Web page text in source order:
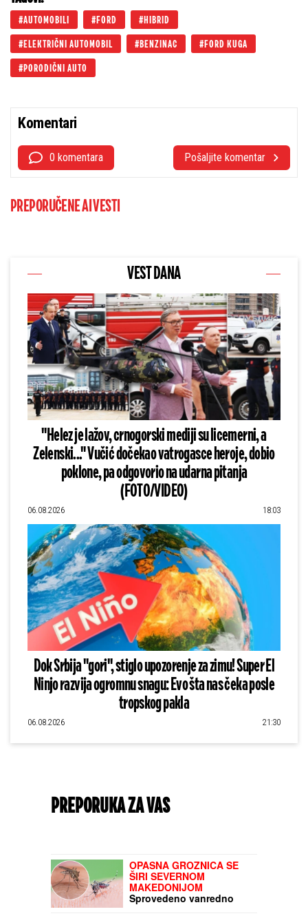
AUTOMOBILI FORD HIBRID
ELEKTRIČNI AUTOMOBIL BENZINAC FORD KUGA
PORODIČNI AUTO
Komentari
0 komentara Pošaljite komentar
PREPORUČENE AI VESTI
VEST DANA
"Helez je lažov, crnogorski mediji su licemerni, a
Zelenski..." Vučić dočekao vatrogasce heroje, dobio
poklone, pa odgovorio na udarna pitanja
(FOTO/VIDEO)
06.08.2026 18:03
Dok Srbija "gori", stiglo upozorenje za zimu! Super El
Ninjo razvija ogromnu snagu: Evo šta nas čeka posle
tropskog pakla
06.08.2026 21:30
PREPORUKA ZA VAS
OPASNA GROZNICA SE
ŠIRI SEVERNOM
MAKEDONIJOM
Sprovedeno vanredno